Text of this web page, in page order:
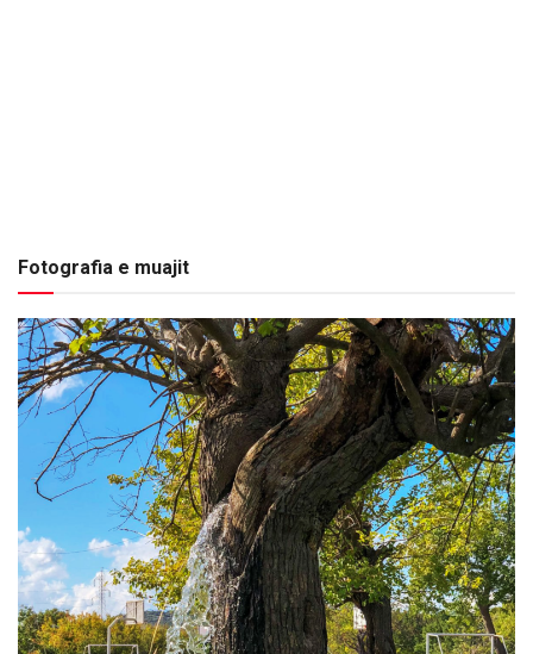
Fotografia e muajit